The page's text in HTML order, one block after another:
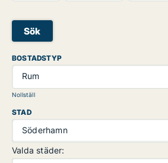
Sök
BOSTADSTYP
Rum
Nollställ
STAD
Söderhamn
Valda städer: